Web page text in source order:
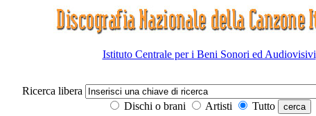
Istituto Centrale per i Beni Sonori ed Audiovisivi
Ricerca libera
Dischi o brani
Artisti Tutto